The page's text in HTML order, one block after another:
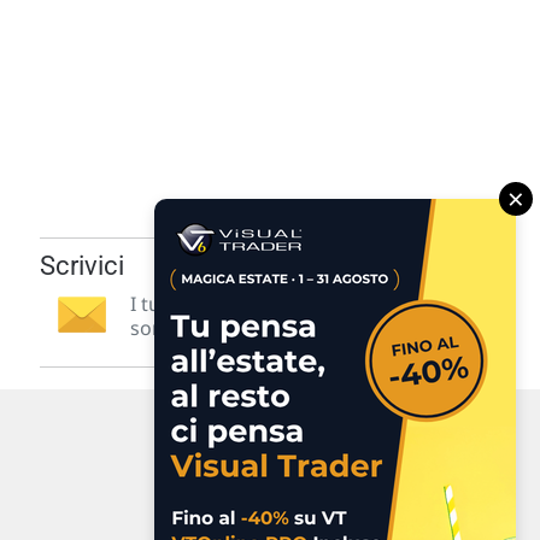
Scrivici
I tuoi suggerimenti per noi
sono preziosi e molto utili! »
×